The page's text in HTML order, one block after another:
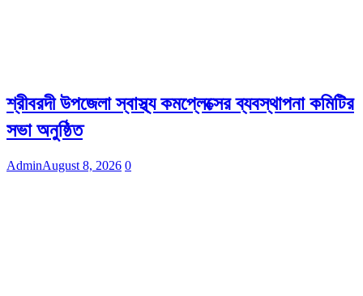
শ্রীবরদী উপজেলা স্বাস্থ্য কমপ্লেক্সের ব্যবস্থাপনা কমিটির
সভা অনুষ্ঠিত
AdminAugust 8, 2026 0